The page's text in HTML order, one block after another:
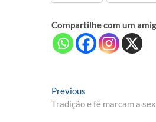
Compartilhe com um
Navegação
de
Previous
post:
Tradição e fé marcam a